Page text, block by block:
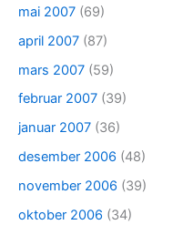
mai 2007 (69)
april 2007 (87)
mars 2007 (59)
februar 2007 (39)
januar 2007 (36)
desember 2006 (48)
november 2006 (39)
oktober 2006 (34)